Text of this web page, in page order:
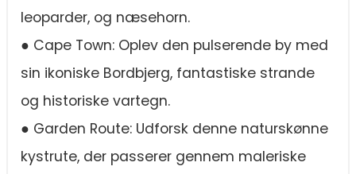
leoparder, og næsehorn.
● Cape Town: Oplev den pulserende by med
sin ikoniske Bordbjerg, fantastiske strande
og historiske vartegn.
● Garden Route: Udforsk denne naturskønne
kystrute, der passerer gennem maleriske